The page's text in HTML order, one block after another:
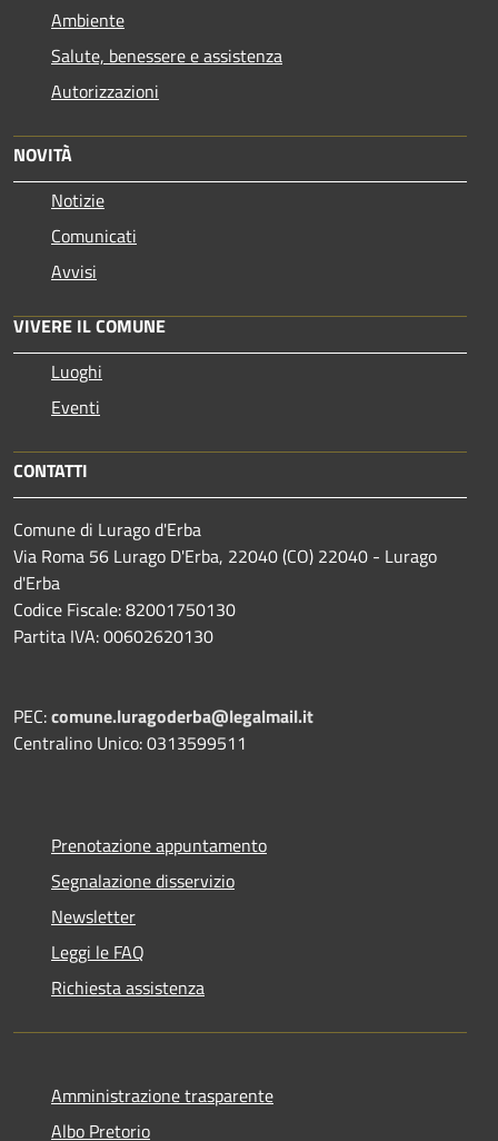
Ambiente
Salute, benessere e assistenza
Autorizzazioni
NOVITÀ
Notizie
Comunicati
Avvisi
VIVERE IL COMUNE
Luoghi
Eventi
CONTATTI
Comune di Lurago d'Erba
Via Roma 56 Lurago D'Erba, 22040 (CO) 22040 - Lurago
d'Erba
Codice Fiscale: 82001750130
Partita IVA: 00602620130
PEC:comune.luragoderba@legalmail.it
Centralino Unico: 0313599511
Prenotazione appuntamento
Segnalazione disservizio
Newsletter
Leggi le FAQ
Richiesta assistenza
Amministrazione trasparente
Albo Pretorio